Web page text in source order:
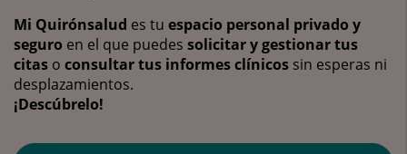
Mi Quirónsalud es tu espacio personal privado y
seguro en el que puedes solicitar y gestionar tus
citas o consultar tus informes clínicos sin esperas ni
desplazamientos.
¡Descúbrelo!